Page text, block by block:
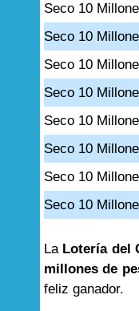
Seco 10
Seco 10
Seco 10
Seco 10
Seco 10
Seco 10
Seco 10
Seco 10
La Lotería del
millones de
feliz ganador.